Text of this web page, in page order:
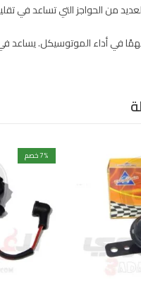
من الحواجز التي تساعد في
في أداء الموتوسيكل. يساعد
7% خصم